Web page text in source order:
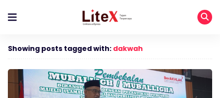
Showing posts tagged with: dakwah